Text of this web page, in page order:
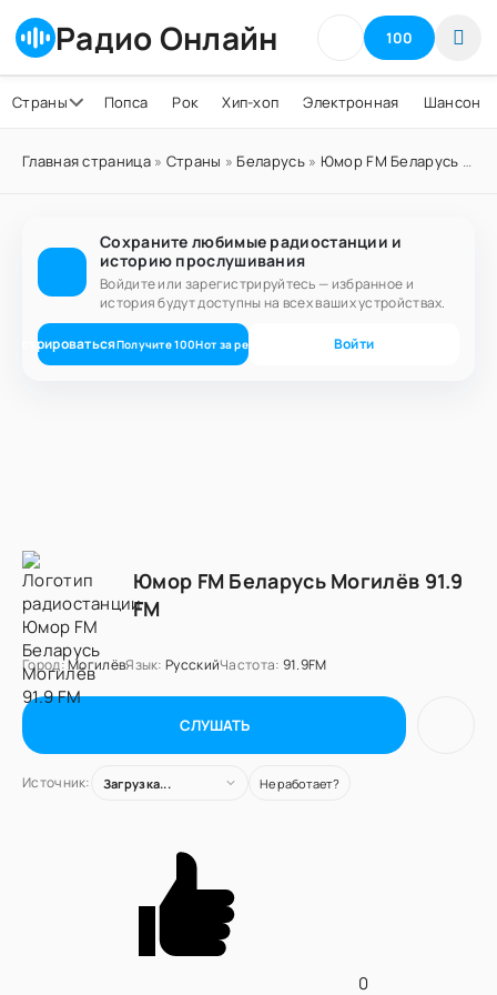
Радио Онлайн 100
Страны Попса Рок Хип-хоп Электронная Шансон
Главная страница» Страны » Беларусь» Юмор FM Беларусь
Сохраните любимые радиостанции и
историю прослушивания
Войдите или зарегистрируйтесь — избранное и
история будут доступны на всех ваших устройствах.
Получите100Нот за регистрацию Войти
Юмор FM Беларусь Могилёв 91.9
FM
Город:МогилёвЯзык: РусскийЧастота: 91.9FM
СЛУШАТЬ
Источник: Загрузка... Не работает?
0